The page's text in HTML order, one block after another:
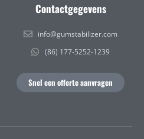
Contactgegevens
info@gumstabilizer.com
(86) 177-5252-1239
Snel een offerte aanvragen